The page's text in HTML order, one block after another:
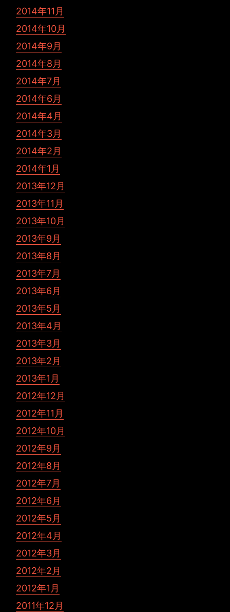
2014年11月
2014年10月
2014年9月
2014年8月
2014年7月
2014年6月
2014年4月
2014年3月
2014年2月
2014年1月
2013年12月
2013年11月
2013年10月
2013年9月
2013年8月
2013年7月
2013年6月
2013年5月
2013年4月
2013年3月
2013年2月
2013年1月
2012年12月
2012年11月
2012年10月
2012年9月
2012年8月
2012年7月
2012年6月
2012年5月
2012年4月
2012年3月
2012年2月
2012年1月
2011年12月